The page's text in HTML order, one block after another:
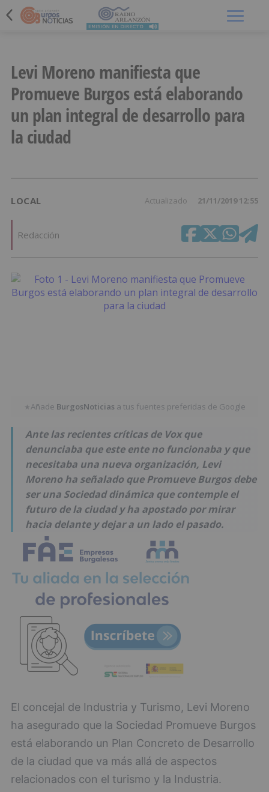
Levi Moreno manifiesta que
Promueve Burgos está elaborando
un plan integral de desarrollo para
la ciudad
LOCAL Actualizado 21/11/2019 12:55
Redacción
★Añade BurgosNoticias a tus fuentes preferidas de Google
Ante las recientes críticas de Vox que
denunciaba que este ente no funcionaba y que
necesitaba una nueva organización, Levi
Moreno ha señalado que Promueve Burgos debe
ser una Sociedad dinámica que contemple el
futuro de la ciudad y ha apostado por mirar
hacia delante y dejar a un lado el pasado.
El concejal de Industria y Turismo, Levi Moreno
ha asegurado que la Sociedad Promueve Burgos
está elaborando un Plan Concreto de Desarrollo
de la ciudad que va más allá de aspectos
relacionados con el turismo y la Industria.